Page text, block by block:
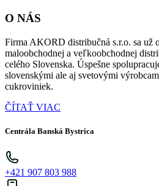
O NÁS
Firma AKORD distribučná s.r.o. sa už
maloobchodnej a veľkoobchodnej
celého Slovenska. Úspešne
slovenskými ale aj svetovými
cukroviniek.
ČÍTAŤ VIAC
Centrála Banská Bystrica
+421 907 803 988